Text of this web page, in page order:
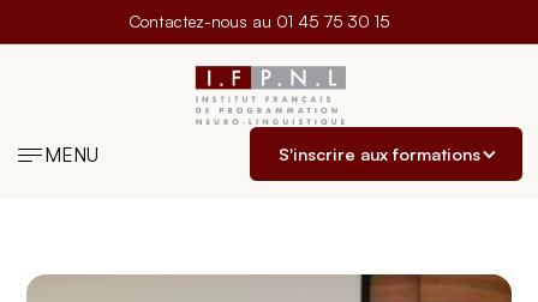
Contactez-nous au 01 45 75 30 15
MENU S'inscrire aux formations